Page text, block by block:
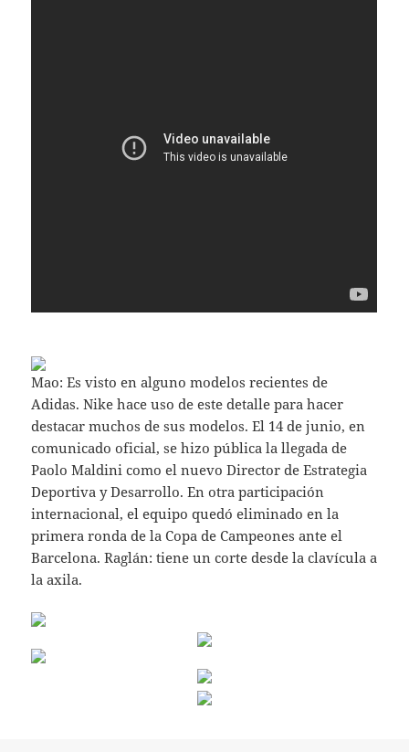
Mao: Es visto en alguno modelos recientes de
Adidas. Nike hace uso de este detalle para hacer
destacar muchos de sus modelos. El 14 de junio, en
comunicado oficial, se hizo pública la llegada de
Paolo Maldini como el nuevo Director de Estrategia
Deportiva y Desarrollo. En otra participación
internacional, el equipo quedó eliminado en la
primera ronda de la Copa de Campeones ante el
Barcelona. Raglán: tiene un corte desde la clavícula a
la axila.